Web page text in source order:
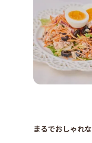
まるでおしゃれ